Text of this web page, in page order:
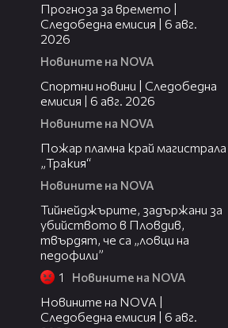
Прогноза за времето |
Следобедна емисия | 6 авг.
2026
Новините на NOVA
Спортни новини | Следобедна
емисия | 6 авг. 2026
Новините на NOVA
Пожар пламна край магистрала
„Тракия“
Новините на NOVA
Тийнейджърите, задържани за
убийството в Пловдив,
твърдят, че са „ловци на
педофили”
1 Новините на NOVA
Новините на NOVA |
Следобедна емисия | 6 авг.